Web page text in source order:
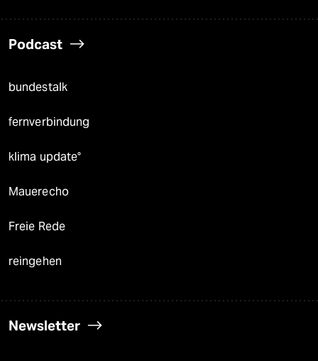
Podcast
bundestalk
fernverbindung
klima update°
Mauerecho
Freie Rede
reingehen
Newsletter